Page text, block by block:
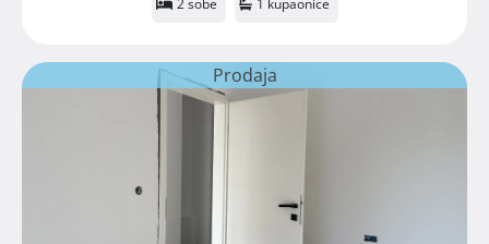
Prodaja